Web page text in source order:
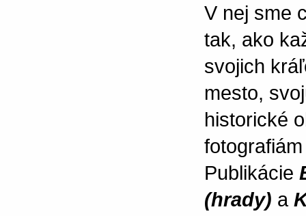
V nej sme
tak, ako
svojich
mesto,
historické
Publikácie
(hrady) a